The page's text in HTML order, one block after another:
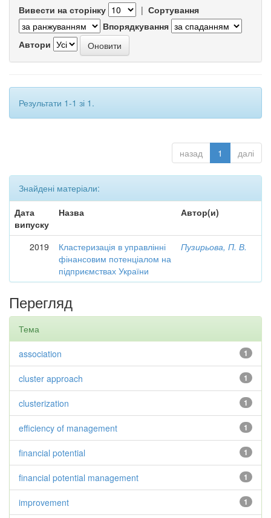
Вивести на сторінку | Сортування
Впорядкування
Автори
Результати 1-1 зі 1.
назад 1 далі
Знайдені матеріали:
Дата
випуску
Назва Автор(и)
2019
Кластеризація в управлінні
фінансовим потенціалом на
підприємствах України
Пузирьова, П. В.
Перегляд
Тема
1
association
1
cluster approach
1
clusterization
1
efficiency of management
1
financial potential
1
financial potential management
1
improvement